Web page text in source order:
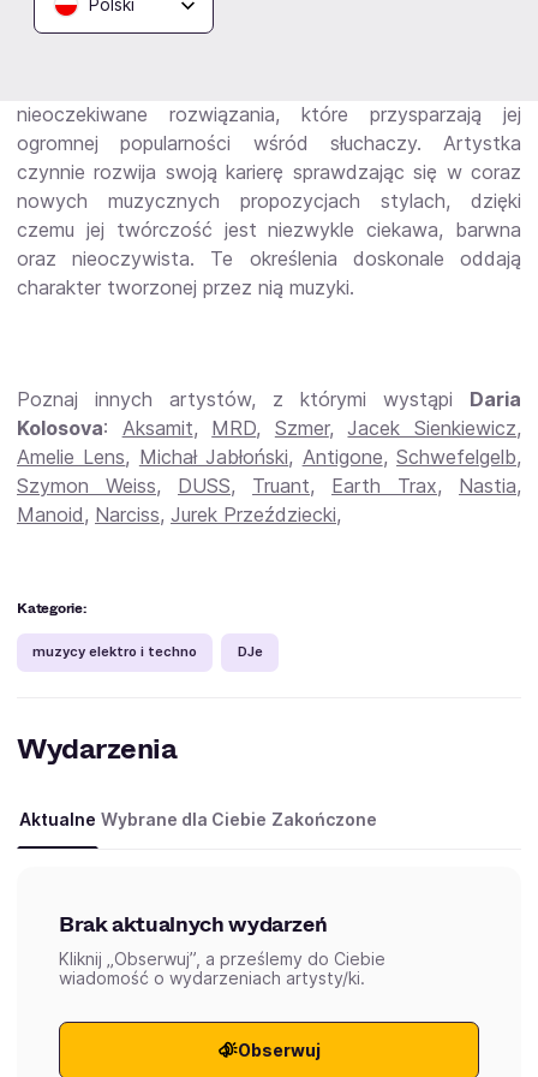
Polski
elektroniczną, hardcore, breakbeat i nie tylko, co jest
nieoczekiwane rozwiązania, które przysparzają jej
ogromnej popularności wśród słuchaczy. Artystka
czynnie rozwija swoją karierę sprawdzając się w coraz
nowych muzycznych propozycjach stylach, dzięki
czemu jej twórczość jest niezwykle ciekawa, barwna
oraz nieoczywista. Te określenia doskonale oddają
charakter tworzonej przez nią muzyki.
Poznaj innych artystów, z którymi wystąpi Daria
Kolosova: Aksamit, MRD, Szmer,Jacek Sienkiewicz,
Amelie Lens, Michał Jabłoński, Antigone,Schwefelgelb,
Szymon Weiss, DUSS, Truant, Earth Trax, Nastia,
Manoid, Narciss, Jurek Przeździecki,
Kategorie:
muzycy elektro i techno DJe
Wydarzenia
Aktualne Wybrane dla Ciebie Zakończone
Brak aktualnych wydarzeń
Kliknij „Obserwuj”, a prześlemy do Ciebie
wiadomość o wydarzeniach artysty/ki.
Obserwuj